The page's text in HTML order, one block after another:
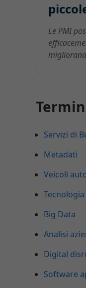
Le PMI
Servizi di
Metadati
Veicoli
Big Data
Analisi
Digital
Software